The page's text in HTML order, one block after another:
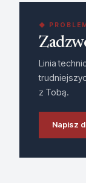
◆
Linia
z Tobą.
Napisz